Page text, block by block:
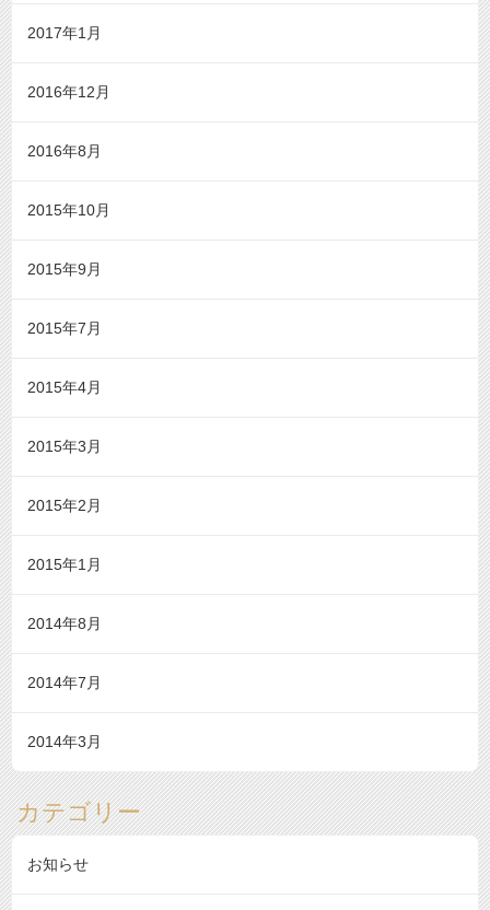
2017年1月
2016年12月
2016年8月
2015年10月
2015年9月
2015年7月
2015年4月
2015年3月
2015年2月
2015年1月
2014年8月
2014年7月
2014年3月
カテゴリー
お知らせ